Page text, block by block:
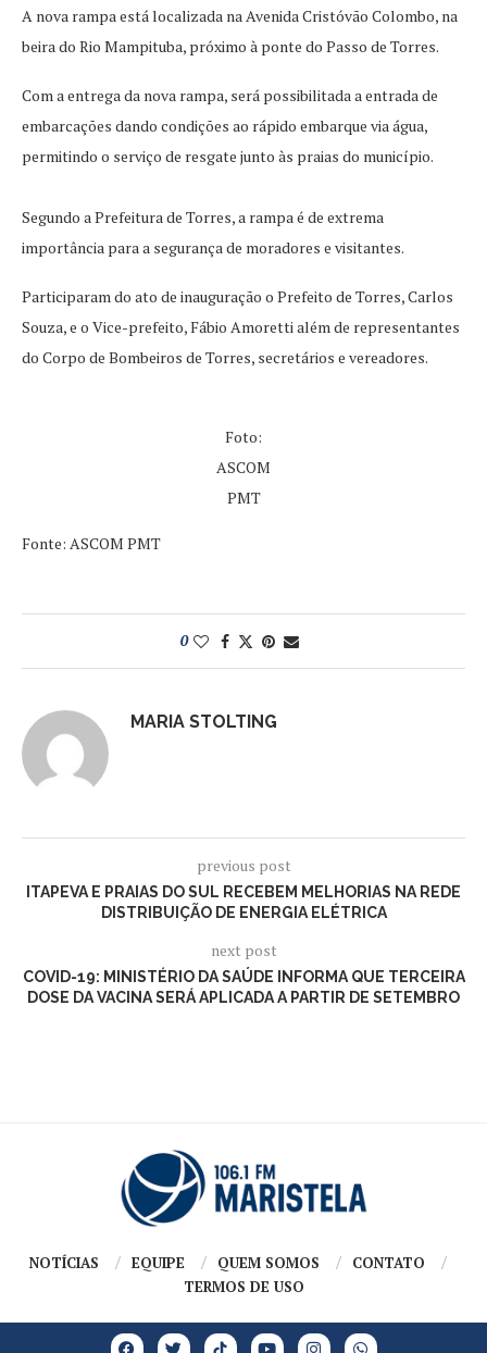
A nova rampa está localizada na Avenida Cristóvão Colombo, na
beira do Rio Mampituba, próximo à ponte do Passo de Torres.
Com a entrega da nova rampa, será possibilitada a entrada de
embarcações dando condições ao rápido embarque via água,
permitindo o serviço de resgate junto às praias do município.
Segundo a Prefeitura de Torres, a rampa é de extrema
importância para a segurança de moradores e visitantes.
Participaram do ato de inauguração o Prefeito de Torres, Carlos
Souza, e o Vice-prefeito, Fábio Amoretti além de representantes
do Corpo de Bombeiros de Torres, secretários e vereadores.
Foto:
ASCOM
PMT
Fonte: ASCOM PMT
0
MARIA STOLTING
previous post
ITAPEVA E PRAIAS DO SUL RECEBEM MELHORIAS NA REDE
DISTRIBUIÇÃO DE ENERGIA ELÉTRICA
next post
COVID-19: MINISTÉRIO DA SAÚDE INFORMA QUE TERCEIRA
DOSE DA VACINA SERÁ APLICADA A PARTIR DE SETEMBRO
NOTÍCIAS EQUIPE QUEM SOMOS
CONTATO
TERMOS DE USO